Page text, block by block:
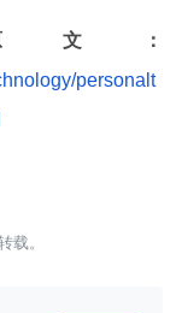
文：
personalt
载。